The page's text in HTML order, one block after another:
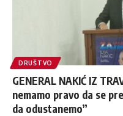
DRUŠTVO
GENERAL NAKIĆ IZ
nemamo pravo da se
da odustanemo”